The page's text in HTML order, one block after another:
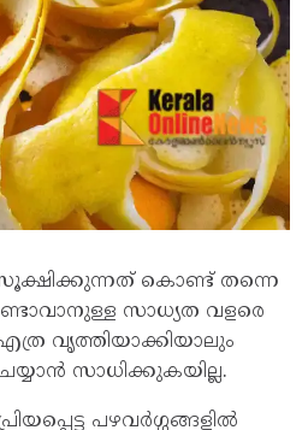
കൊണ്ട് തന്നെ
സാധ്യത വളരെ
വൃത്തിയാക്കിയാലും
സാധിക്കുകയില്ല.
പഴവർഗ്ഗങ്ങളിൽ